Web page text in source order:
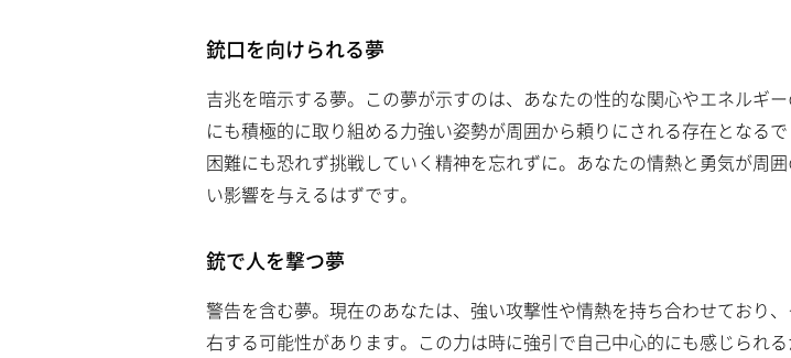
銃口を向けられる夢
吉兆を暗示する夢。この夢が示すのは、あなたの性的な関心やエネルギ
にも積極的に取り組める力強い姿勢が周囲から頼りにされる存在となる
困難にも恐れず挑戦していく精神を忘れずに。あなたの情熱と勇気が周
い影響を与えるはずです。
銃で人を撃つ夢
警告を含む夢。現在のあなたは、強い攻撃性や情熱を持ち合わせており
右する可能性があります。この力は時に強引で自己中心的にも感じられ